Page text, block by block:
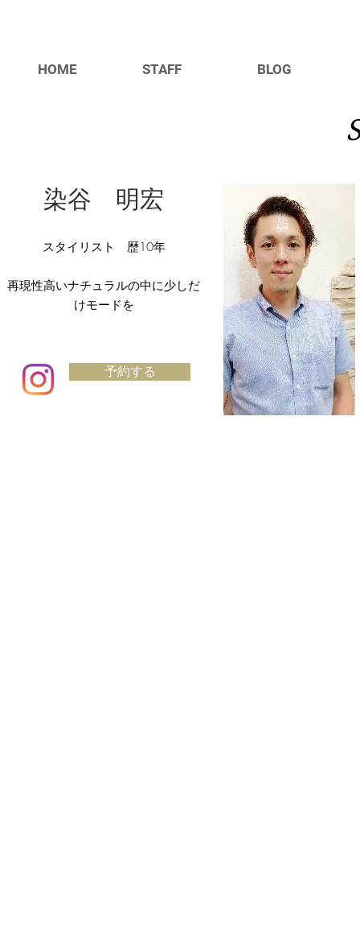
HOME STAFF BLOG
染谷 明宏
スタイリスト 歴10年
​再現性高いナチュラルの中に少しだ
けモードを
予約する